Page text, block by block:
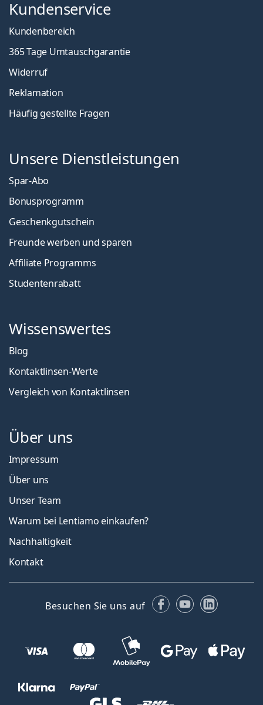
Kundenservice
Kundenbereich
365 Tage Umtauschgarantie
Widerruf
Reklamation
Häufig gestellte Fragen
Unsere Dienstleistungen
Spar-Abo
Bonusprogramm
Geschenkgutschein
Freunde werben und sparen
Affiliate Programms
Studentenrabatt
Wissenswertes
Blog
Kontaktlinsen-Werte
Vergleich von Kontaktlinsen
Über uns
Impressum
Über uns
Unser Team
Warum bei Lentiamo einkaufen?
Nachhaltigkeit
Kontakt
Besuchen Sie uns auf Facebook
YouTubeLinkedIn